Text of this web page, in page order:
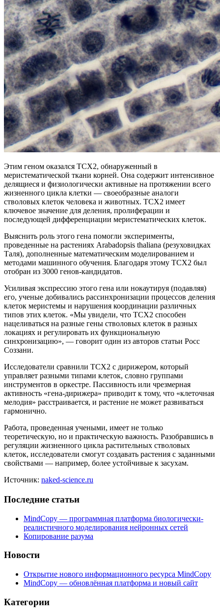
Этим геном оказался TCX2, обнаруженный в
меристематической ткани корней. Она содержит интенсивное
делящиеся и физиологически активные на протяжении всего
жизненного цикла клетки — своеобразные аналоги
стволовых клеток человека и животных. TCX2 имеет
ключевое значение для деления, пролиферации и
последующей дифференциации меристематических клеток.
Выяснить роль этого гена помогли эксперименты,
проведенные на растениях Arabadopsis thaliana (резуховидках
Таля), дополненные математическим моделированием и
методами машинного обучения. Благодаря этому TCX2 был
отобран из 3000 генов-кандидатов.
Усиливая экспрессию этого гена или нокаутируя (подавляя)
его, ученые добивались рассинхронизации процессов деления
клеток меристемы и нарушения координации различных
типов этих клеток. «Мы увидели, что TCX2 способен
нацеливаться на разные гены стволовых клеток в разных
локациях и регулировать их функциональную
синхронизацию», — говорит один из авторов статьи Росс
Соззани.
Исследователи сравнили TCX2 с дирижером, который
управляет разными типами клеток, словно группами
инструментов в оркестре. Пассивность или чрезмерная
активность «гена-дирижера» приводит к тому, что «клеточная
мелодия» расстраивается, и растение не может развиваться
гармонично.
Работа, проведенная учеными, имеет не только
теоретическую, но и практическую важность. Разобравшись в
регуляции жизненного цикла растительных стволовых
клеток, исследователи смогут создавать растения с заданными
свойствами — например, более устойчивые к засухам.
Источник: naked-science.ru
Последние статьи
MindCopy — программная платформа биологически-
реалистичного моделирования нейронных сетей
Копирование разума
Новости
Открытие нового информационного ресурса MindCopy
MindCopy — обновлённая платформа и новый сайт
Категории